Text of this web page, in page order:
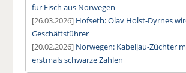
für Fisch aus Norwegen
[26.03.2026] Hofseth: Olav Holst-Dyrnes
Geschäftsführer
[20.02.2026] Norwegen: Kabeljau-Züchter
erstmals schwarze Zahlen